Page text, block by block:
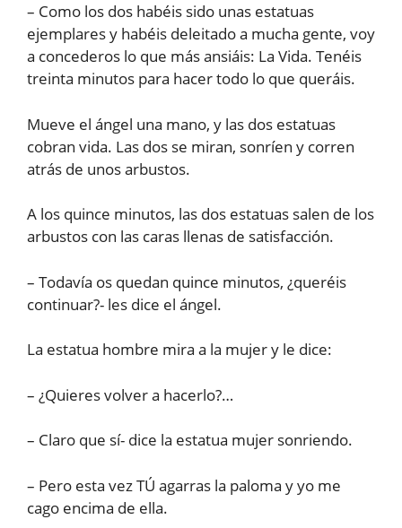
– Como los dos habéis sido unas estatuas
ejemplares y habéis deleitado a mucha gente, voy
a concederos lo que más ansiáis: La Vida. Tenéis
treinta minutos para hacer todo lo que queráis.
Mueve el ángel una mano, y las dos estatuas
cobran vida. Las dos se miran, sonríen y corren
atrás de unos arbustos.
A los quince minutos, las dos estatuas salen de los
arbustos con las caras llenas de satisfacción.
– Todavía os quedan quince minutos, ¿queréis
continuar?- les dice el ángel.
La estatua hombre mira a la mujer y le dice:
– ¿Quieres volver a hacerlo?…
– Claro que sí- dice la estatua mujer sonriendo.
– Pero esta vez TÚ agarras la paloma y yo me
cago encima de ella.